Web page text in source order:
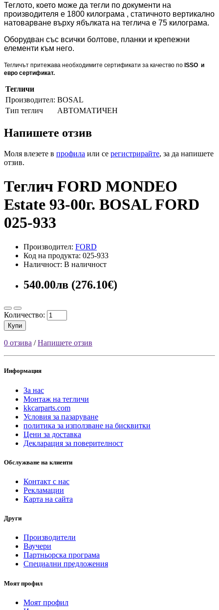
Теглото, което може да тегли по документи на
производителя е 1800 килограма , статичното вертикално
натоварване върху ябълката на теглича е 75 килограма.
Оборудван със всички болтове, планки и крепежни
елементи към него.
Тегличът притежава необходимите сертификати за качество по ISSO и
евро сертификат.
Тегличи
Производител: BOSAL
Тип теглич
АВТОМАТИЧЕН
Напишете отзив
Моля влезете в профила или се регистрирайте, за да напишете
отзив.
Теглич FORD MONDEO
Estate 93-00г. BOSAL FORD
025-933
Производител: FORD
Код на продукта: 025-933
Наличност: В наличност
540.00лв (276.10€)
Количество:
Купи
0 отзива /Напишете отзив
Информация
За нас
Монтаж на тегличи
kkcarparts.com
Условия за пазаруване
политика за използване на бисквитки
Цени за доставка
Декларация за поверителност
Обслужване на клиенти
Контакт с нас
Рекламации
Карта на сайта
Други
Производители
Ваучери
Партньорска програма
Специални предложения
Моят профил
Моят профил